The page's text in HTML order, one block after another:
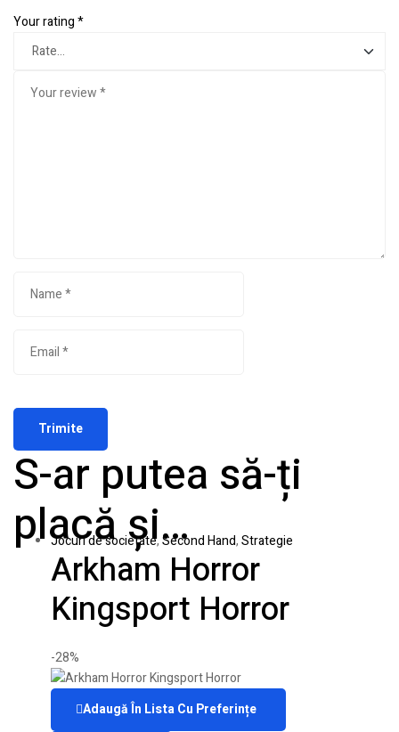
Your rating*
S-ar putea să-ți
placă și…
Jocuri de societate,Second Hand,Strategie
Arkham Horror
Kingsport Horror
-28%
Adaugă În Lista Cu Preferințe